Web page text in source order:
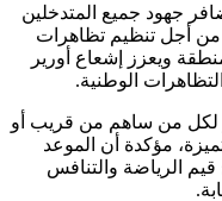
جهود جميع المتدخلين
أجل تنظيم تظاهرات
ويعزز إشعاع أورير
الوطنية.
لكل من ساهم من قريب أو
مؤكدة أن الموعد
الرياضة والتنافس